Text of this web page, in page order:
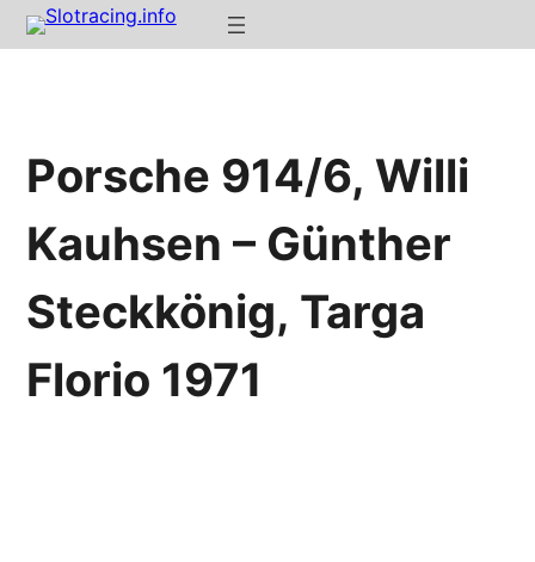
Porsche 914/6, Willi
Kauhsen – Günther
Steckkönig, Targa
Florio 1971